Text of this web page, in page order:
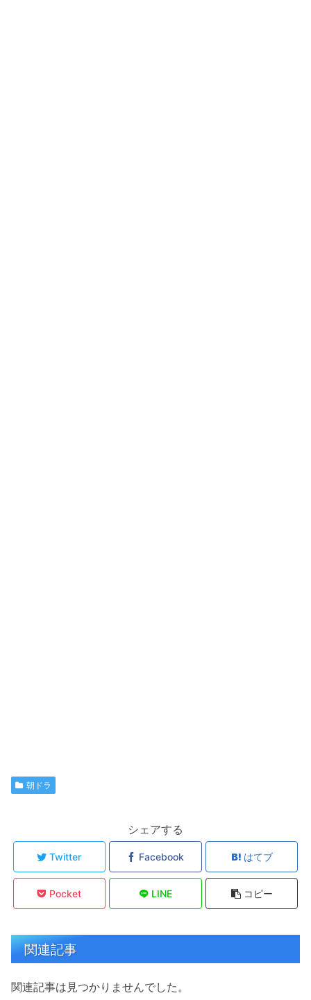
朝ドラ
シェアする
Twitter Facebook はてブ
Pocket LINE コピー
関連記事
関連記事は見つかりませんでした。